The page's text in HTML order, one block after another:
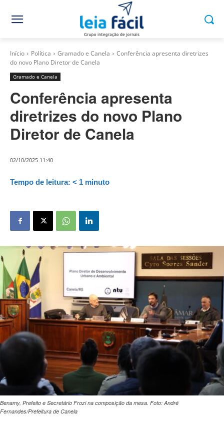
Início Política Gramado e Canela
Conferência apresenta diretrizes
do novo Plano Diretor de Canela
Gramado e Canela
Conferência apresenta
diretrizes do novo Plano
Diretor de Canela
02/10/2025 11:40
Tempo de leitura: < 1 minuto
Benamy, Prefeito e Secretário Frozi na composição da mesa. Foto: André
Fernandes/Prefeitura de Canela